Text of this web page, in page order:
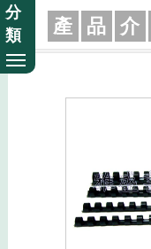
分
類
產 品 介